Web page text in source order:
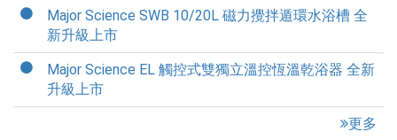
Major Science SWB 10/20L 磁力攪拌遁環水浴槽 全
新升級上市
Major Science EL 觸控式雙獨立溫控恆溫乾浴器 全新
升級上市
更多